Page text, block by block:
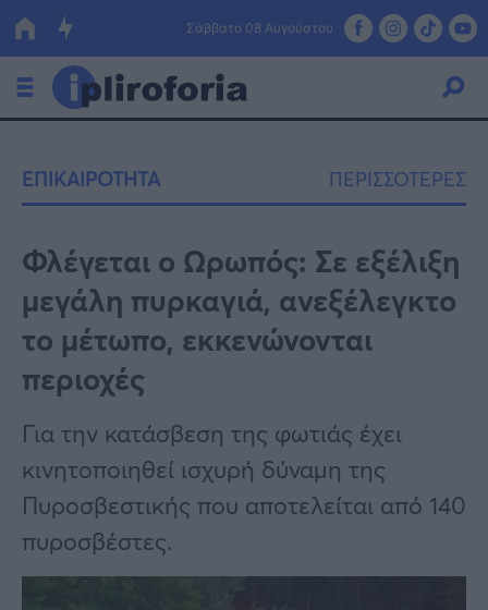
Σάββατο 08 Αυγούστου
Οικονομία
Πολιτική
Τράπεζες
Επιδοτήσεις
ΕΣΠΑ
Κόσμος
Lifestyle
Αθλητικά
Υγεία
Γυναίκα
ΕΠΙΚΑΙΡΟΤΗΤΑ ΠΕΡΙΣΣΟΤΕΡΕΣ
Φλέγεται ο Ωρωπός: Σε εξέλιξη
μεγάλη πυρκαγιά, ανεξέλεγκτο
το μέτωπο, εκκενώνονται
περιοχές
Για την κατάσβεση της φωτιάς έχει
κινητοποιηθεί ισχυρή δύναμη της
Πυροσβεστικής που αποτελείται από 140
πυροσβέστες.